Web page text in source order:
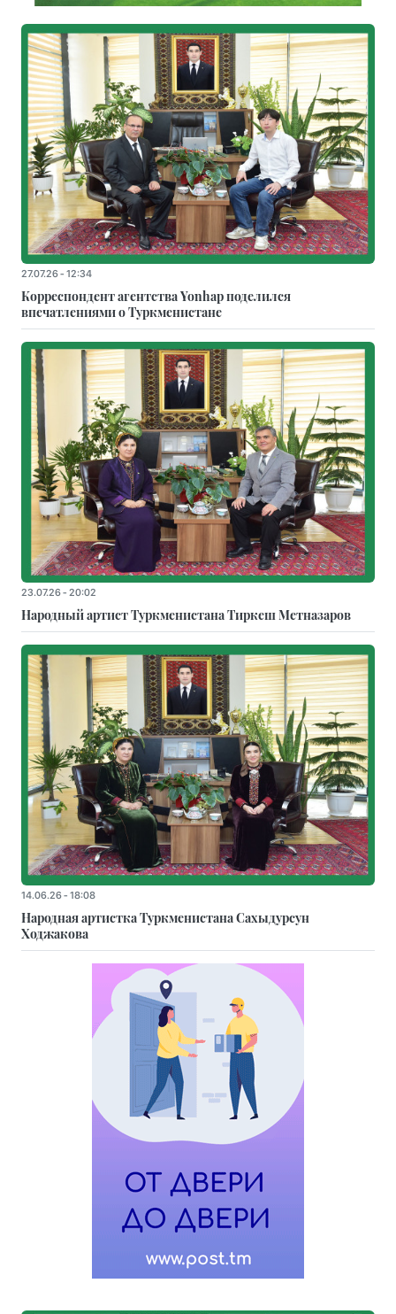
27.07.26 - 12:34
Корреспондент агентства Yonhap поделился
впечатлениями о Туркменистане
23.07.26 - 20:02
Народный артист Туркменистана Тиркеш Мeтназаров
14.06.26 - 18:08
Народная артистка Туркменистана Сахыдурсун
Ходжакова